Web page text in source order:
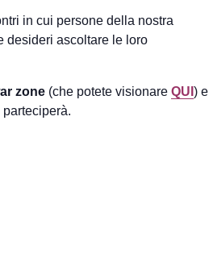
in cui persone della nostra
desideri ascoltare le loro
zone (che potete visionareQUI) e